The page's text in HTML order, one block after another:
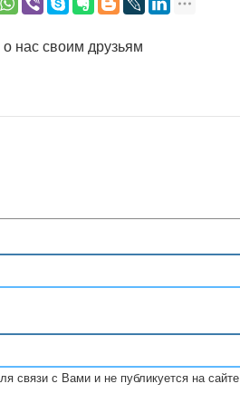
нас своим друзьям
связи с Вами и не публикуется на сайте